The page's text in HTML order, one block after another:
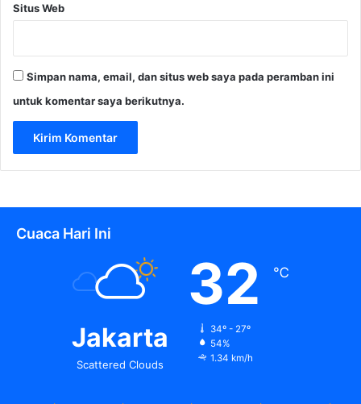
Situs Web
Simpan nama, email, dan situs web saya pada peramban ini
untuk komentar saya berikutnya.
Cuaca Hari Ini
Jakarta
Scattered Clouds
32 ℃
34º - 27º
54%
1.34 km/h